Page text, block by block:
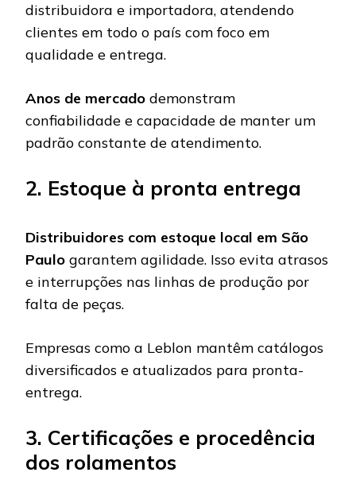
distribuidora e importadora, atendendo
clientes em todo o país com foco em
qualidade e entrega.
Anos de mercado demonstram
confiabilidade e capacidade de manter um
padrão constante de atendimento.
2. Estoque à pronta entrega
Distribuidores com estoque local em São
Paulo garantem agilidade. Isso evita atrasos
e interrupções nas linhas de produção por
falta de peças.
Empresas como a Leblon mantêm catálogos
diversificados e atualizados para pronta-
entrega.
3. Certificações e procedência
dos rolamentos